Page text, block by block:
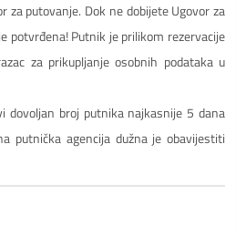
za putovanje. Dok ne dobijete Ugovor za
potvrđena! Putnik je prilikom rezervacije
za prikupljanje osobnih podataka u
dovoljan broj putnika najkasnije 5 dana
putnička agencija dužna je obavijestiti